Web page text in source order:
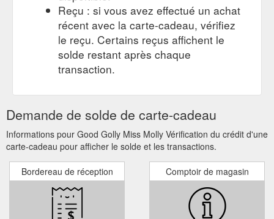
Reçu : si vous avez effectué un achat
récent avec la carte-cadeau, vérifiez
le reçu. Certains reçus affichent le
solde restant après chaque
transaction.
Demande de solde de carte-cadeau
Informations pour Good Golly Miss Molly Vérification du crédit d'une
carte-cadeau pour afficher le solde et les transactions.
Bordereau de réception Comptoir de magasin